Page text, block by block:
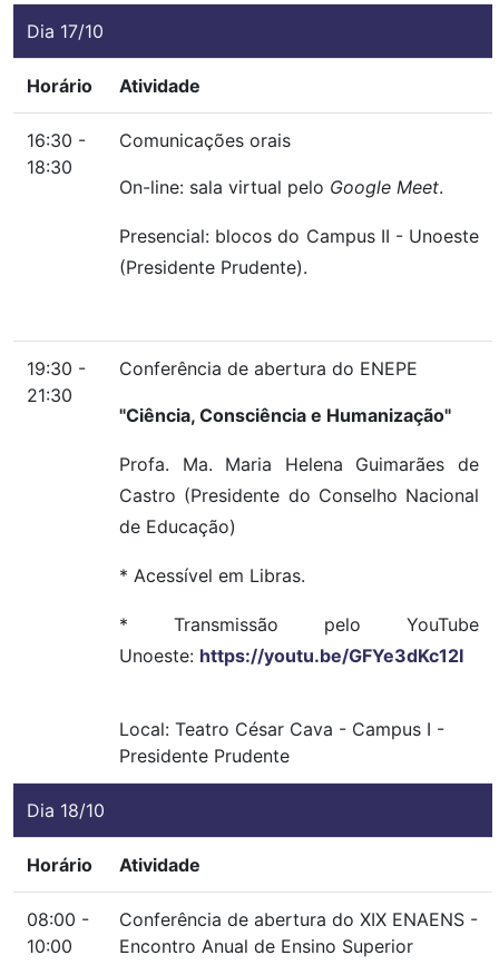
Dia 17/10
Horário Atividade
16:30 -
18:30
Comunicações orais
On-line: sala virtual pelo Google Meet.
Presencial: blocos do Campus II - Unoeste
(Presidente Prudente).
19:30 -
21:30
Conferência de abertura do ENEPE
"Ciência, Consciência e Humanização"
Profa. Ma. Maria Helena Guimarães de
Castro (Presidente do Conselho Nacional
de Educação)
* Acessível em Libras.
* Transmissão pelo YouTube
Unoeste: https://youtu.be/GFYe3dKc12I
Local: Teatro César Cava - Campus I -
Presidente Prudente
Dia 18/10
Horário Atividade
08:00 -
10:00
Conferência de abertura do XIX ENAENS -
Encontro Anual de Ensino Superior